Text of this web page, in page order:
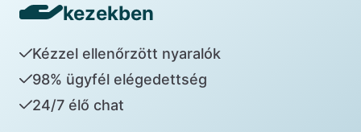
kezekben
Kézzel ellenőrzött nyaralók
98% ügyfél elégedettség
24/7 élő chat